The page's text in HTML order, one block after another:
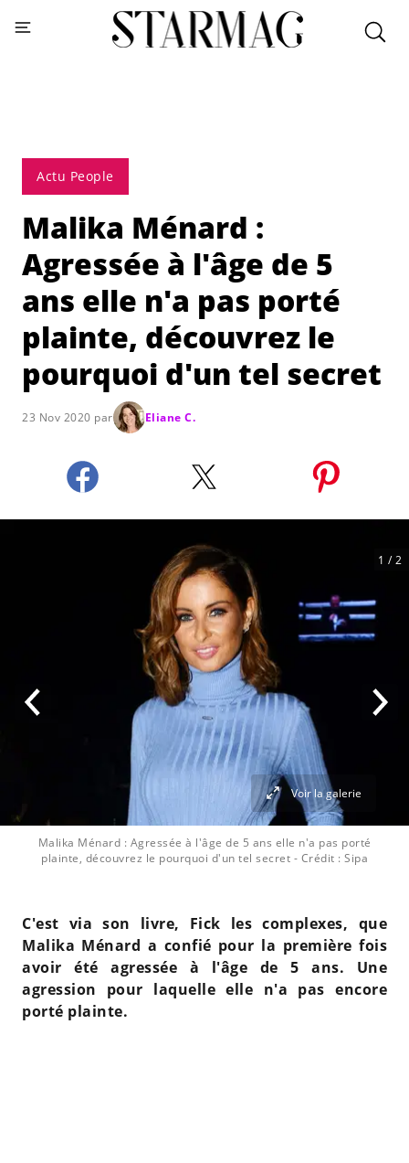
Actu People
Malika Ménard :
Agressée à l'âge de 5
ans elle n'a pas porté
plainte, découvrez le
pourquoi d'un tel secret
23 Nov 2020 par Eliane C.
Malika Ménard : Agressée à l'âge de 5 ans elle n'a pas porté
plainte, découvrez le pourquoi d'un tel secret - Crédit : Sipa
1 / 2
Voir la galerie
C'est via son livre, Fick les complexes, que
Malika Ménard a confié pour la première fois
avoir été agressée à l'âge de 5 ans. Une
agression pour laquelle elle n'a pas encore
porté plainte.